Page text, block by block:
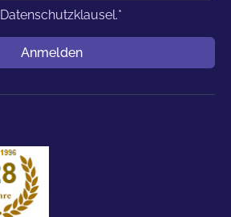
Datenschutzklausel.*
Anmelden